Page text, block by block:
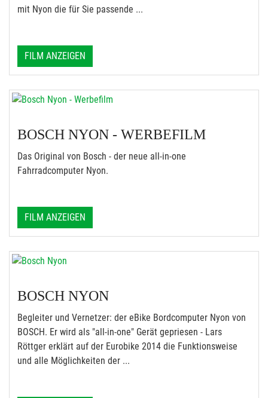
mit Nyon die für Sie passende ...
FILM ANZEIGEN
BOSCH NYON - WERBEFILM
Das Original von Bosch - der neue all-in-one
Fahrradcomputer Nyon.
FILM ANZEIGEN
BOSCH NYON
Begleiter und Vernetzer: der eBike Bordcomputer Nyon von
BOSCH. Er wird als "all-in-one" Gerät gepriesen - Lars
Röttger erklärt auf der Eurobike 2014 die Funktionsweise
und alle Möglichkeiten der ...